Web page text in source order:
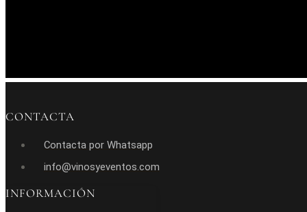
CONTACTA
Contacta por Whatsapp
info@vinosyeventos.com
INFORMACIÓN